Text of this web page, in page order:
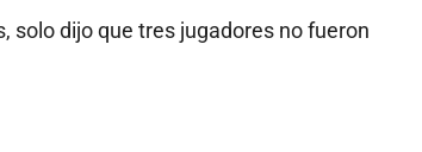
solo dijo que tres jugadores no fueron